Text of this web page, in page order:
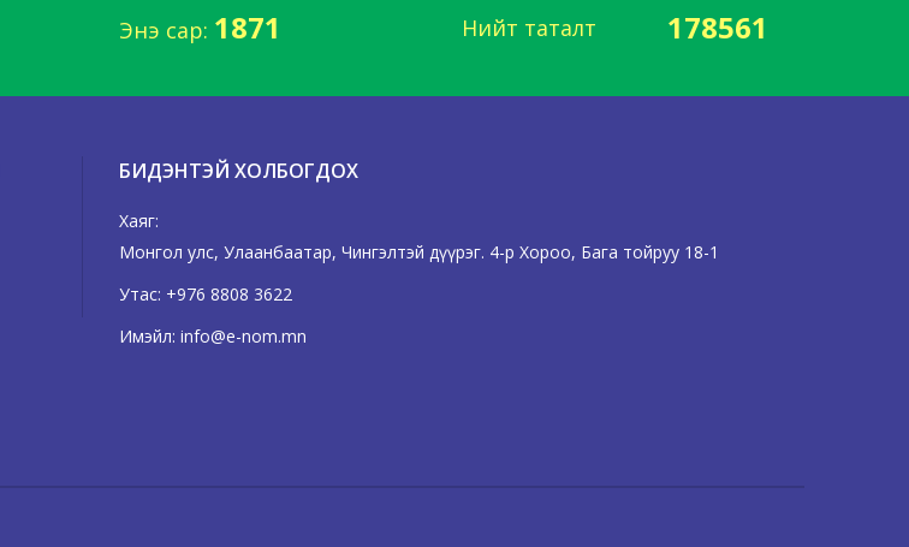
Энэ сар: 1871 Нийт таталт 178561
БИДЭНТЭЙ ХОЛБОГДОХ
Хаяг:
Монгол улс, Улаанбаатар, Чингэлтэй дүүрэг. 4-р Хороо, Бага тойруу 18-1
Утас: +976 8808 3622
Имэйл: info@e-nom.mn